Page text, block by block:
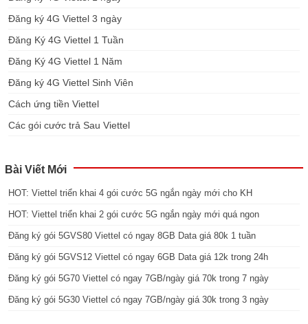
Đăng ký 4G Viettel 3 ngày
Đăng Ký 4G Viettel 1 Tuần
Đăng Ký 4G Viettel 1 Năm
Đăng ký 4G Viettel Sinh Viên
Cách ứng tiền Viettel
Các gói cước trả Sau Viettel
Bài Viết Mới
HOT: Viettel triển khai 4 gói cước 5G ngắn ngày mới cho KH
HOT: Viettel triển khai 2 gói cước 5G ngắn ngày mới quá ngon
Đăng ký gói 5GVS80 Viettel có ngay 8GB Data giá 80k 1 tuần
Đăng ký gói 5GVS12 Viettel có ngay 6GB Data giá 12k trong 24h
Đăng ký gói 5G70 Viettel có ngay 7GB/ngày giá 70k trong 7 ngày
Đăng ký gói 5G30 Viettel có ngay 7GB/ngày giá 30k trong 3 ngày